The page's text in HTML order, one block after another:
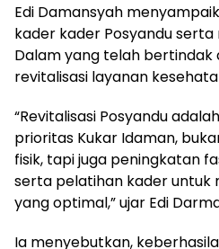
Edi Damansyah
kader kader Posyandu
Dalam yang telah bertindak
revitalisasi layanan
“Revitalisasi Posyandu
prioritas Kukar Idaman,
fisik, tapi juga peningkatan
serta pelatihan kader untuk
yang optimal,” ujar Edi
Ia menyebutkan,